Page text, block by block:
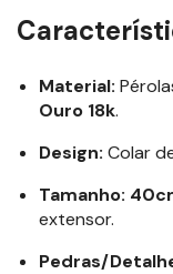
Material:
Ouro 18k.
Design: Colar
Tamanho:
extensor.
Pedras/